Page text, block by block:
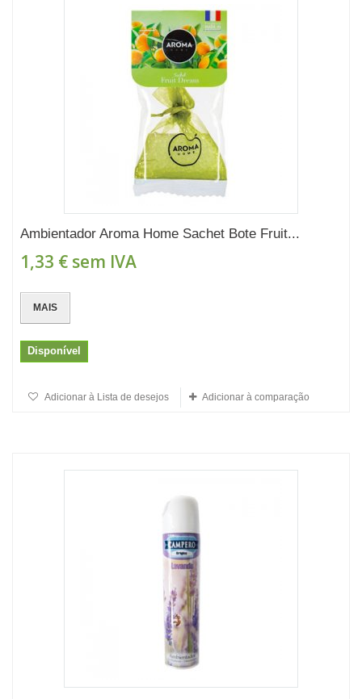
Ambientador Aroma Home Sachet Bote Fruit...
1,33 € sem IVA
MAIS
Disponível
Adicionar à Lista de desejos Adicionar à comparação